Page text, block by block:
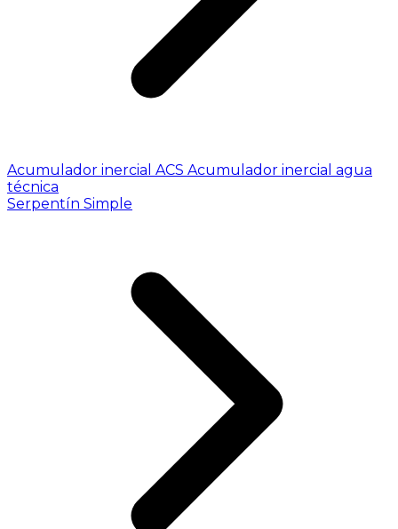
Acumulador inercial ACS Acumulador inercial agua
técnica
Serpentín Simple